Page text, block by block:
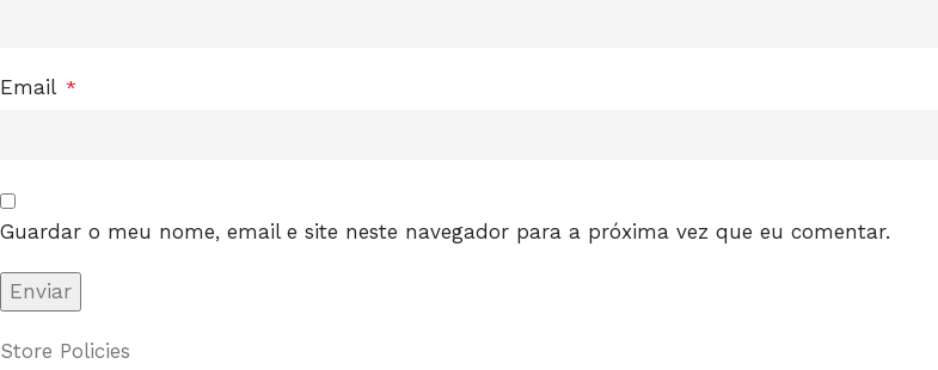
Email *
Guardar o meu nome, email e site neste navegador para a próxima vez que eu comentar.
Store Policies